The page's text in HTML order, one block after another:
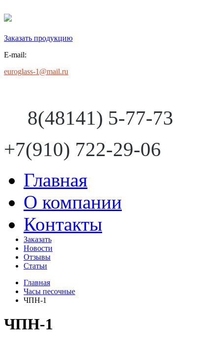
Заказать продукцию
E-mail:
euroglass-1@mail.ru
8(48141) 5-77-73
+7(910) 722-29-06
Главная
О компании
Контакты
Заказать
Новости
Отзывы
Статьи
Главная
Часы песочные
ЧПН-1
ЧПН-1